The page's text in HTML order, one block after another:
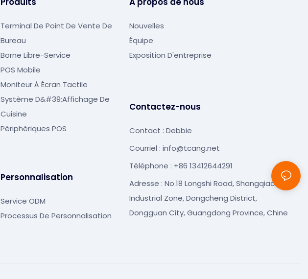
Terminal De Point De Vente De
Bureau
Borne Libre-Service
POS Mobile
Moniteur À Écran Tactile
Système D&#39;affichage De
Cuisine
Périphériques POS
Personnalisation
Service ODM
Processus De Personnalisation
Nouvelles
Équipe
Exposition D'entreprise
Contactez-nous
Contact : Debbie
Courriel : info@tcang.net
Téléphone : +86 13412644291
Adresse : No.18 Longshi Road, Shangqiao
Industrial Zone, Dongcheng District,
Dongguan City, Guangdong Province, Chine